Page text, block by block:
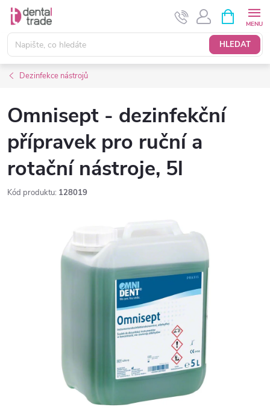
Přejít
obsah
HLEDAT
NÁKUPNÍ
KOŠÍK
Dezinfekce nástrojů
Omnisept - dezinfekční
přípravek pro ruční a
rotační nástroje, 5l
Kód produktu: 128019